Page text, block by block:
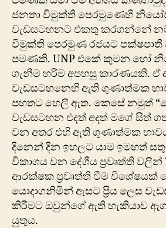
ජනතා විමුක්ති පෙරමුණෙහි
‍වැඩසටහනට එකතු කරගන්නේ
විමුක්ති පෙරමුණ රජයට පක්ෂපාතී
පමණකි. UNP එකේ කුමන හෝ
ගැනීම හරිම අපහසු කාරණයකි. ඒ
වැඩසටහනෙහි ඇති ගුණාත්මක
පහතට හෙලී ඇත. කෙසේ නමුත්
වැඩසටහන එදත් අදත් මගේ සිත්
වන අතර එහි ඇති ගුණාත්මක
දිනෙන් දින ඉහලට යාම ඉමහත්
විකාශය වන දේශීය ප්‍රවෘත්ති වලින්
ආරක්ෂක ප්‍රවෘත්ති වීම විශේෂයක්
යොදාගනිමින් ඇසට ප්‍රිය ලෙස
කිරීමට ඔවුන්ගේ ඇති හැකියාව
යුතුය.